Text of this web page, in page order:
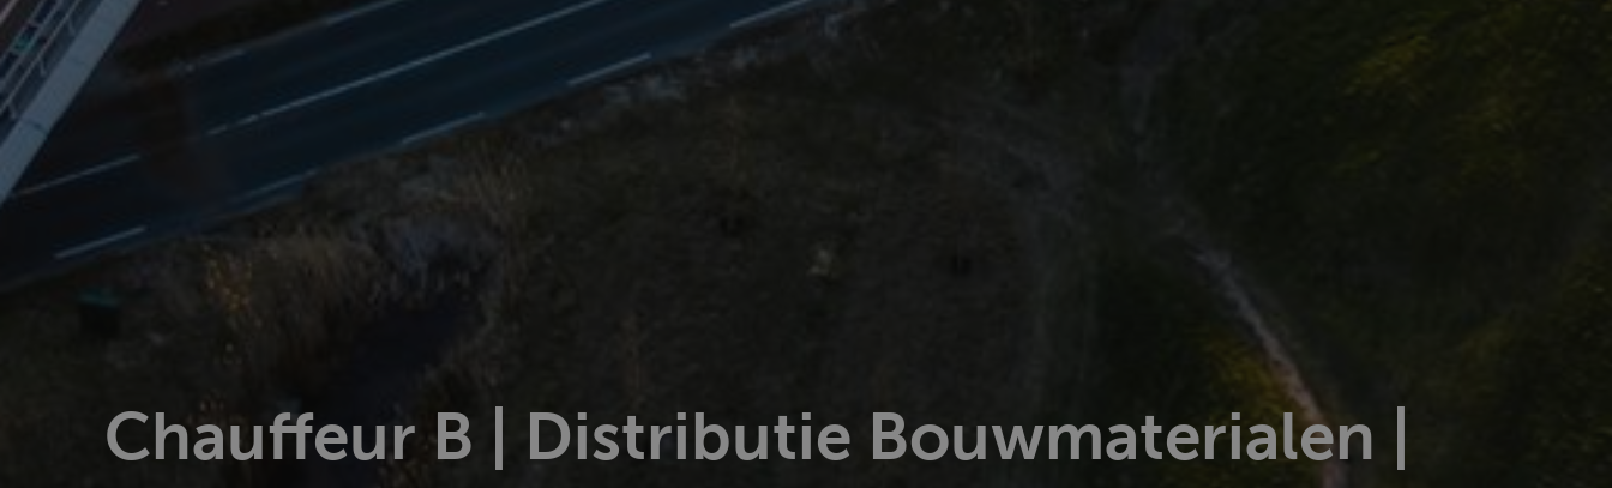
Chauffeur B | Distributie Bouwmaterialen |